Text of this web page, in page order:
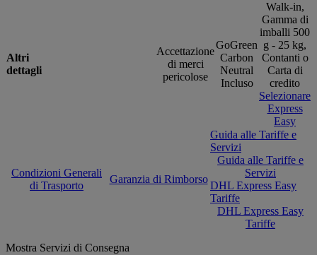
Altri
dettagli
Accettazione
di merci
pericolose
GoGreen
Carbon
Neutral
Incluso
Walk-in,
Gamma di
imballi 500
g - 25 kg,
Contanti o
Carta di
credito
Selezionare
Express
Easy
Condizioni Generali
di Trasporto
Garanzia di Rimborso
Guida alle Tariffe e
Servizi
Guida alle Tariffe e
Servizi
DHL Express Easy
Tariffe
DHL Express Easy
Tariffe
Mostra Servizi di Consegna